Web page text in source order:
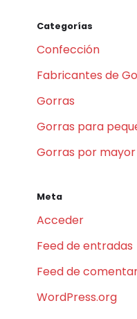
Categorías
Confección
Fabricantes de
Gorras
Gorras para
Gorras por mayor
Meta
Acceder
Feed de entradas
Feed de
WordPress.org